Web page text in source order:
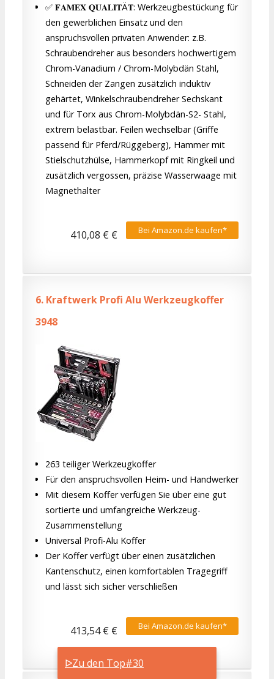
ᐅZu den Top#30
✅ 𝐅𝐀𝐌𝐄𝐗 𝐐𝐔𝐀𝐋𝐈𝐓Ä𝐓: Werkzeugbestückung für
den gewerblichen Einsatz und den
anspruchsvollen privaten Anwender: z.B.
Schraubendreher aus besonders hochwertigem
Chrom-Vanadium / Chrom-Molybdän Stahl,
Schneiden der Zangen zusätzlich induktiv
gehärtet, Winkelschraubendreher Sechskant
und für Torx aus Chrom-Molybdän-S2- Stahl,
extrem belastbar. Feilen wechselbar (Griffe
passend für Pferd/Rüggeberg), Hammer mit
Stielschutzhülse, Hammerkopf mit Ringkeil und
zusätzlich vergossen, präzise Wasserwaage mit
Magnethalter
Bei Amazon.de kaufen*
410,08 € €
6. Kraftwerk Profi Alu Werkzeugkoffer
3948
263 teiliger Werkzeugkoffer
Für den anspruchsvollen Heim- und Handwerker
Mit diesem Koffer verfügen Sie über eine gut
sortierte und umfangreiche Werkzeug-
Zusammenstellung
Universal Profi-Alu Koffer
Der Koffer verfügt über einen zusätzlichen
Kantenschutz, einen komfortablen Tragegriff
und lässt sich sicher verschließen
Bei Amazon.de kaufen*
413,54 € €